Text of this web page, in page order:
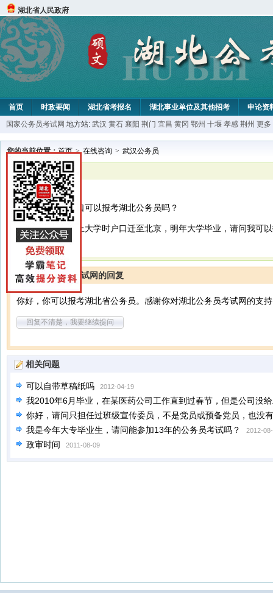
湖北省人民政府
首页 时政要闻 湖北省考报名 湖北事业单位及其他招考
申论资
国家公务员考试网 地方站: 武汉 黄石 襄阳 荆门 宜昌 黄冈 鄂州 十堰 孝感 荆州 更多
您的当前位置：首页 > 在线咨询 > 武汉公务员
已解决
武汉公务员
湖北生源外省户口可以报考湖北公务员吗？
我是湖北生源，上大学时户口迁至北京，明年大学毕业，请问我可
湖北公务员考试网的回复
你好，你可以报考湖北省公务员。感谢你对湖北公务员考试网的支
回复不清楚，我要继续提问
相关问题
可以自带草稿纸吗 2012-04-19
我2010年6月毕业，在某医药公司工作直到过春节，但是公司没
工作，请问我我报2012年公务员能算有一年基层工作经验吗？
你好，请问只担任过班级宣传委员，不是党员或预备党员，也没
北省选调生吗？
2013-01-18
我是今年大专毕业生，请问能参加13年的公务员考试吗？ 2012-
政审时间 2011-08-09